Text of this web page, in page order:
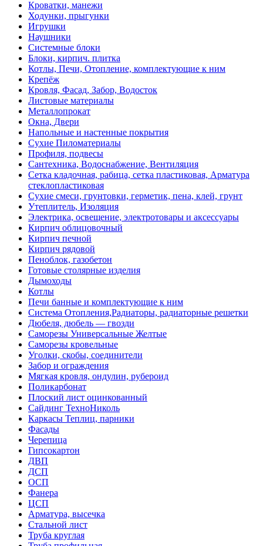
Кроватки, манежи
Ходунки, прыгунки
Игрушки
Наушники
Системные блоки
Блоки, кирпич. плитка
Котлы, Печи, Отопление, комплектующие к ним
Крепёж
Кровля, Фасад, Забор, Водосток
Листовые материалы
Металлопрокат
Окна, Двери
Напольные и настенные покрытия
Сухие Пиломатериалы
Профиля, подвесы
Сантехника, Водоснабжение, Вентиляция
Сетка кладочная, рабица, сетка пластиковая, Арматура
стеклопластиковая
Сухие смеси, грунтовки, герметик, пена, клей, грунт
Утеплитель, Изоляция
Электрика, освещение, электротовары и аксессуары
Кирпич облицовочный
Кирпич печной
Кирпич рядовой
Пеноблок, газобетон
Готовые столярные изделия
Дымоходы
Котлы
Печи банные и комплектующие к ним
Система Отопления,Радиаторы, радиаторные решетки
Дюбеля, дюбель — гвозди
Саморезы Универсальные Желтые
Саморезы кровельные
Уголки, скобы, соединители
Забор и ограждения
Мягкая кровля, ондулин, рубероид
Поликарбонат
Плоский лист оцинкованный
Сайдинг ТехноНиколь
Каркасы Теплиц, парники
Фасады
Черепица
Гипсокартон
ДВП
ДСП
ОСП
Фанера
ЦСП
Арматура, высечка
Стальной лист
Труба круглая